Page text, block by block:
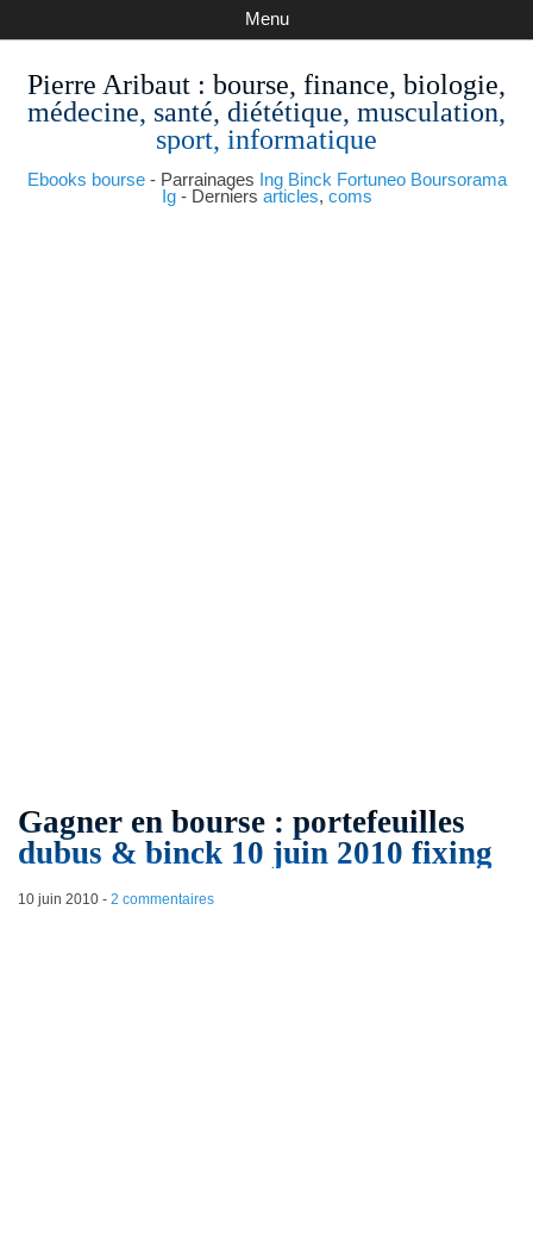
Pierre Aribaut : bourse, finance, biologie,
médecine, santé, diététique, musculation,
sport, informatique
Ebooks bourse- Parrainages Ing Binck Fortuneo Boursorama
Ig- Derniers articles, coms
Menu
Gagner en bourse : portefeuilles
dubus & binck 10 juin 2010 fixing
10 juin 2010- 2 commentaires